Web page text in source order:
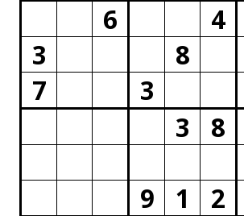
6
4
3
8
7
3
3
8
9
1 2